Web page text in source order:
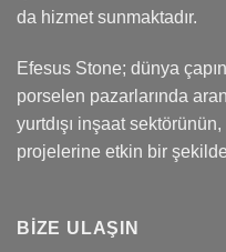
da hizmet sunmaktadır.
Efesus Stone; dünya
porselen pazarlarında
yurtdışı inşaat sektörünün,
projelerine etkin bir
BIZE ULAŞIN